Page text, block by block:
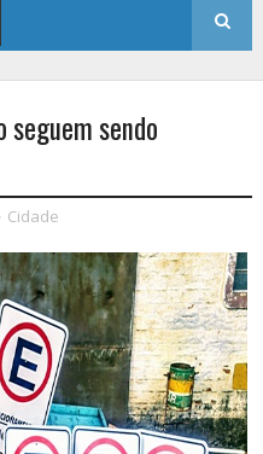
sendo
Cidade